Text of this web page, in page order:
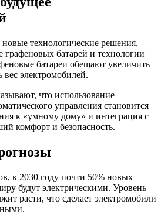
технологические решения,
графеновых батарей и технологии
батареи обещают увеличить
вес электромобилей.
что использование
управления становится
к «умному дому» и интеграция с
комфорт и безопасность.
к 2030 году почти 50% новых
будут электрическими. Уровень
расти, что сделает электромобили